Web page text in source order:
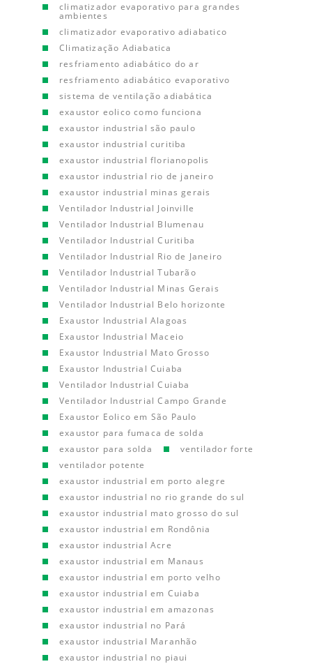
climatizador evaporativo para grandes
ambientes
climatizador evaporativo adiabatico
Climatização Adiabatica
resfriamento adiabático do ar
resfriamento adiabático evaporativo
sistema de ventilação adiabática
exaustor eolico como funciona
exaustor industrial são paulo
exaustor industrial curitiba
exaustor industrial florianopolis
exaustor industrial rio de janeiro
exaustor industrial minas gerais
Ventilador Industrial Joinville
Ventilador Industrial Blumenau
Ventilador Industrial Curitiba
Ventilador Industrial Rio de Janeiro
Ventilador Industrial Tubarão
Ventilador Industrial Minas Gerais
Ventilador Industrial Belo horizonte
Exaustor Industrial Alagoas
Exaustor Industrial Maceio
Exaustor Industrial Mato Grosso
Exaustor Industrial Cuiaba
Ventilador Industrial Cuiaba
Ventilador Industrial Campo Grande
Exaustor Eolico em São Paulo
exaustor para fumaca de solda
exaustor para solda
ventilador forte
ventilador potente
exaustor industrial em porto alegre
exaustor industrial no rio grande do sul
exaustor industrial mato grosso do sul
exaustor industrial em Rondônia
exaustor industrial Acre
exaustor industrial em Manaus
exaustor industrial em porto velho
exaustor industrial em Cuiaba
exaustor industrial em amazonas
exaustor industrial no Pará
exaustor industrial Maranhão
exaustor industrial no piaui